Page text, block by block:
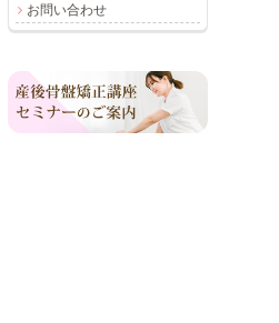
お問い合わせ